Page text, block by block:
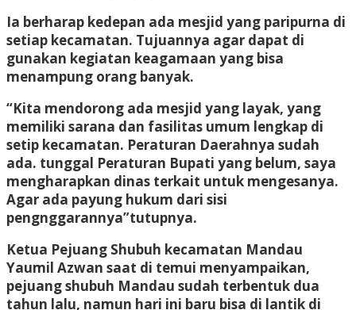
Ia berharap kedepan ada mesjid yang paripurna di
setiap kecamatan. Tujuannya agar dapat di
gunakan kegiatan keagamaan yang bisa
menampung orang banyak.
“Kita mendorong ada mesjid yang layak, yang
memiliki sarana dan fasilitas umum lengkap di
setip kecamatan. Peraturan Daerahnya sudah
ada. tunggal Peraturan Bupati yang belum, saya
mengharapkan dinas terkait untuk mengesanya.
Agar ada payung hukum dari sisi
pengnggarannya”tutupnya.
Ketua Pejuang Shubuh kecamatan Mandau
Yaumil Azwan saat di temui menyampaikan,
pejuang shubuh Mandau sudah terbentuk dua
tahun lalu, namun hari ini baru bisa di lantik di